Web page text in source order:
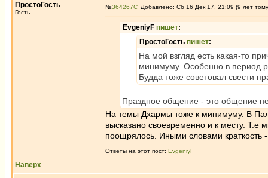
ПростоГость
Гость
№364267 Добавлено: Сб 16 Дек 17, 21:09 (9 лет
EvgeniyF пишет:
ПростоГость пишет:
На мой взгляд есть какая-то
минимуму. Особенно в период
Будда тоже советовал свести
Праздное общение - это общение
На темы Дхармы тоже к минимуму. В
высказано своевременно и к месту. Т.е
поощрялось. Иными словами краткость -
Ответы на этот пост: EvgeniyF
Наверх